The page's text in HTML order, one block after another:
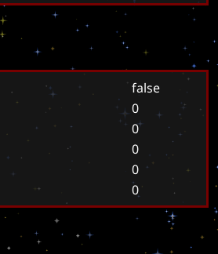
false
0
0
0
0
0